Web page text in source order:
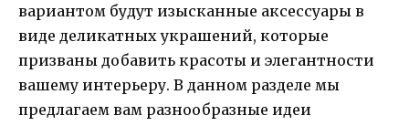
вариантом будут изысканные аксессуары в
виде деликатных украшений, которые
призваны добавить красоты и элегантности
вашему интерьеру. В данном разделе мы
предлагаем вам разнообразные идеи